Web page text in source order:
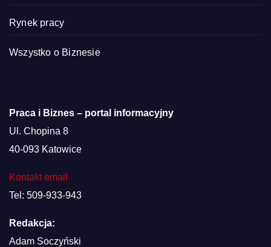
Rynek pracy
Wszystko o Biznesie
Praca i Biznes – portal informacyjny
Ul. Chopina 8
40-093 Katowice
Kontakt email
Tel: 509-933-943
Redakcja:
Adam Soczyński